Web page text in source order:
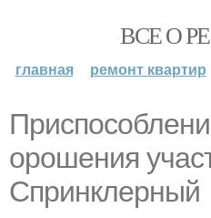
ВСЕ О
главная ремонт квартир
орошения
Спринклерный